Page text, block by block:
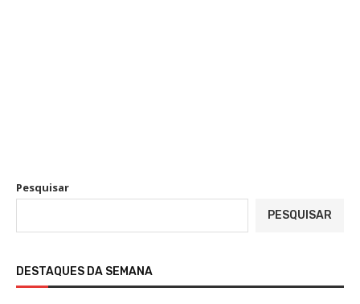
Pesquisar
PESQUISAR
DESTAQUES DA SEMANA